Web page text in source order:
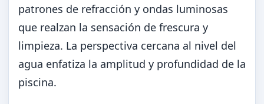
patrones de refracción y ondas luminosas
que realzan la sensación de frescura y
limpieza. La perspectiva cercana al nivel del
agua enfatiza la amplitud y profundidad de la
piscina.